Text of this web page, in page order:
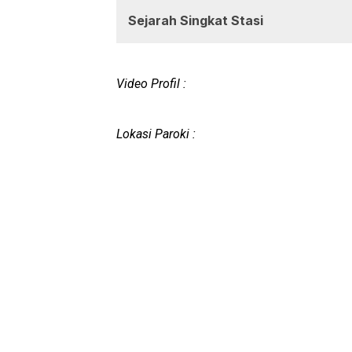
Sejarah Singkat Stasi
Video Profil :
Lokasi Paroki :